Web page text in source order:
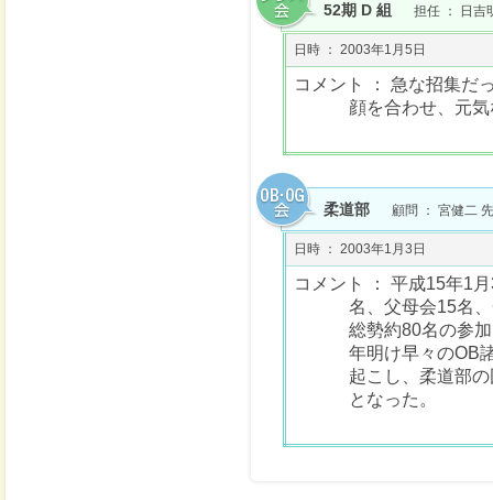
52期 D 組 担任 ： 日吉
日時 ： 2003年1月5日
コメント ： 急な招集だ
顔を合わせ、元
柔道部 顧問 ： 宮健二
日時 ： 2003年1月3日
コメント ： 平成15年1
名、父母会15名
総勢約80名の参
年明け早々のOB
起こし、柔道部
となった。